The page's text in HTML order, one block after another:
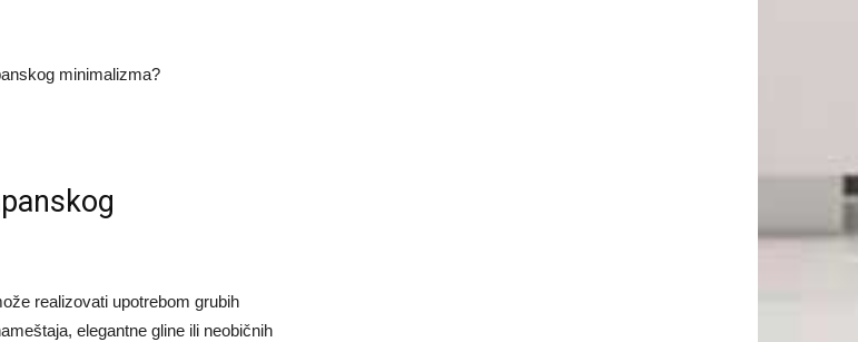
minimalizma?
realizovati upotrebom grubih
elegantne gline ili neobičnih